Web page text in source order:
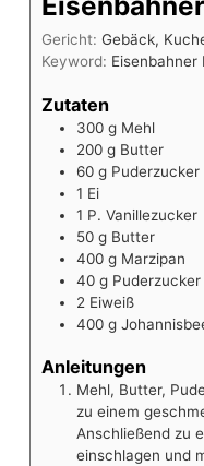
Gericht: Gebäck,
Keyword: Eisenbahner
Zutaten
300 g Mehl
200 g Butter
60 g Puderzucker
1 Ei
1 P. Vanillezucker
50 g Butter
400 g Marzipan
40 g Puderzucker
2 Eiweiß
400 g
Anleitungen
Mehl, Butter,
zu einem
Anschließend zu
einschlagen und